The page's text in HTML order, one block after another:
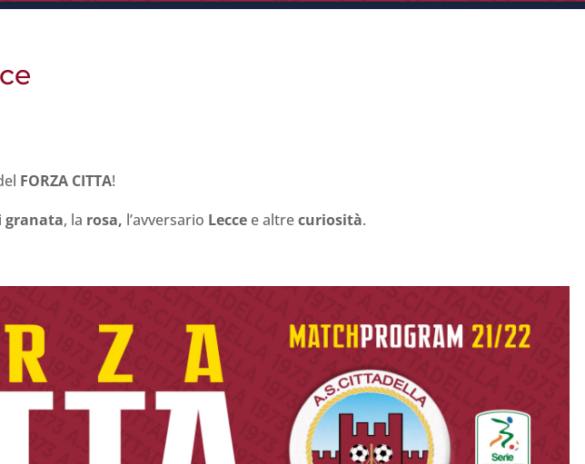
FORZA CITTA!
granata, la rosa, l’avversario Lecce e altrecuriosità.